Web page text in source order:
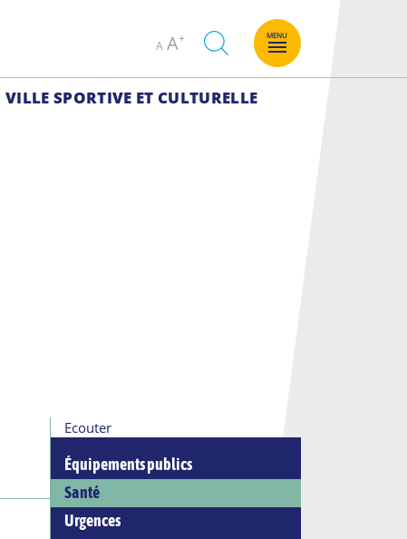
A
Decrease
font
AIncrease
size.
MENU
VILLE SPORTIVE ET CULTURELLE
Ecouter
Équipements publics
Santé
Urgences